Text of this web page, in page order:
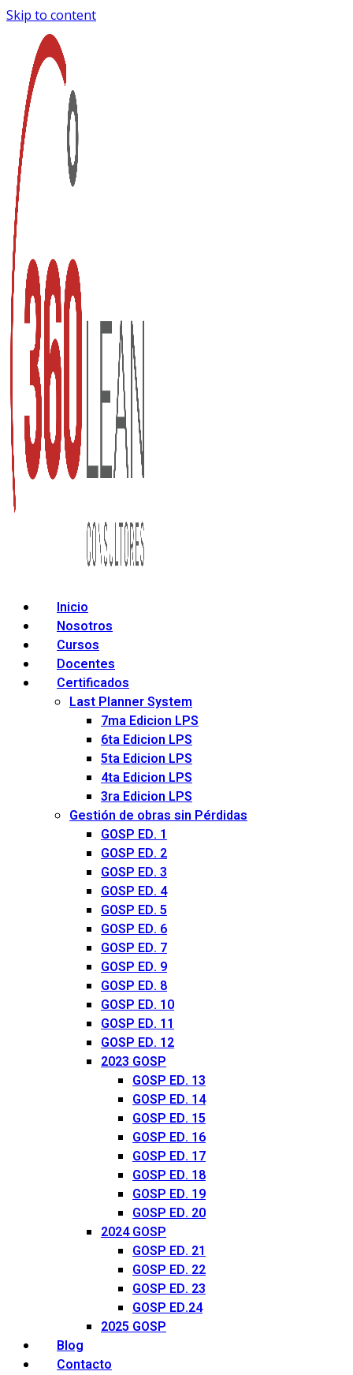
Skip to content
Inicio
Nosotros
Cursos
Docentes
Certificados
Last Planner System
7ma Edicion LPS
6ta Edicion LPS
5ta Edicion LPS
4ta Edicion LPS
3ra Edicion LPS
Gestión de obras sin Pérdidas
GOSP ED. 1
GOSP ED. 2
GOSP ED. 3
GOSP ED. 4
GOSP ED. 5
GOSP ED. 6
GOSP ED. 7
GOSP ED. 9
GOSP ED. 8
GOSP ED. 10
GOSP ED. 11
GOSP ED. 12
2023 GOSP
GOSP ED. 13
GOSP ED. 14
GOSP ED. 15
GOSP ED. 16
GOSP ED. 17
GOSP ED. 18
GOSP ED. 19
GOSP ED. 20
2024 GOSP
GOSP ED. 21
GOSP ED. 22
GOSP ED. 23
GOSP ED.24
2025 GOSP
Blog
Contacto